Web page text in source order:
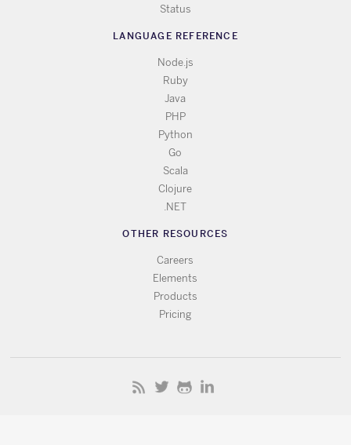
Status
LANGUAGE REFERENCE
Node.js
Ruby
Java
PHP
Python
Go
Scala
Clojure
.NET
OTHER RESOURCES
Careers
Elements
Products
Pricing